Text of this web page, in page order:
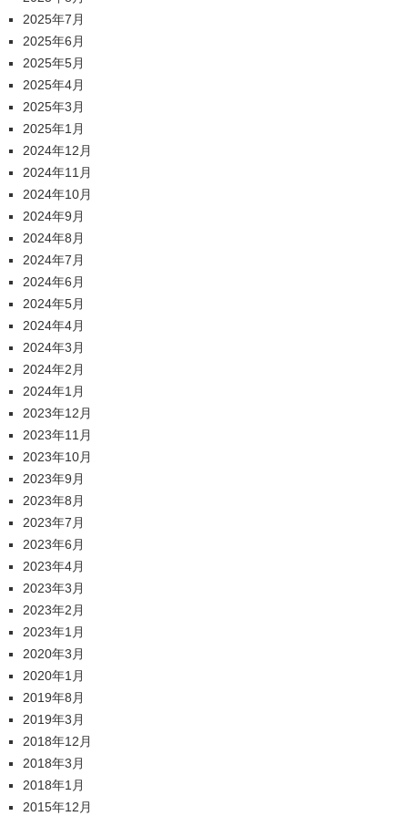
2025年7月
2025年6月
2025年5月
2025年4月
2025年3月
2025年1月
2024年12月
2024年11月
2024年10月
2024年9月
2024年8月
2024年7月
2024年6月
2024年5月
2024年4月
2024年3月
2024年2月
2024年1月
2023年12月
2023年11月
2023年10月
2023年9月
2023年8月
2023年7月
2023年6月
2023年4月
2023年3月
2023年2月
2023年1月
2020年3月
2020年1月
2019年8月
2019年3月
2018年12月
2018年3月
2018年1月
2015年12月